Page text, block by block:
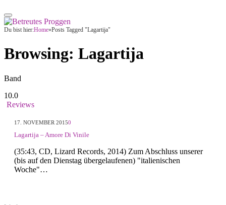
Du bist hier:Home»Posts Tagged "Lagartija"
Browsing: Lagartija
Band
10.0
Reviews
17. NOVEMBER 20150
Lagartija – Amore Di Vinile
(35:43, CD, Lizard Records, 2014) Zum Abschluss unserer
(bis auf den Dienstag übergelaufenen) "italienischen
Woche"…